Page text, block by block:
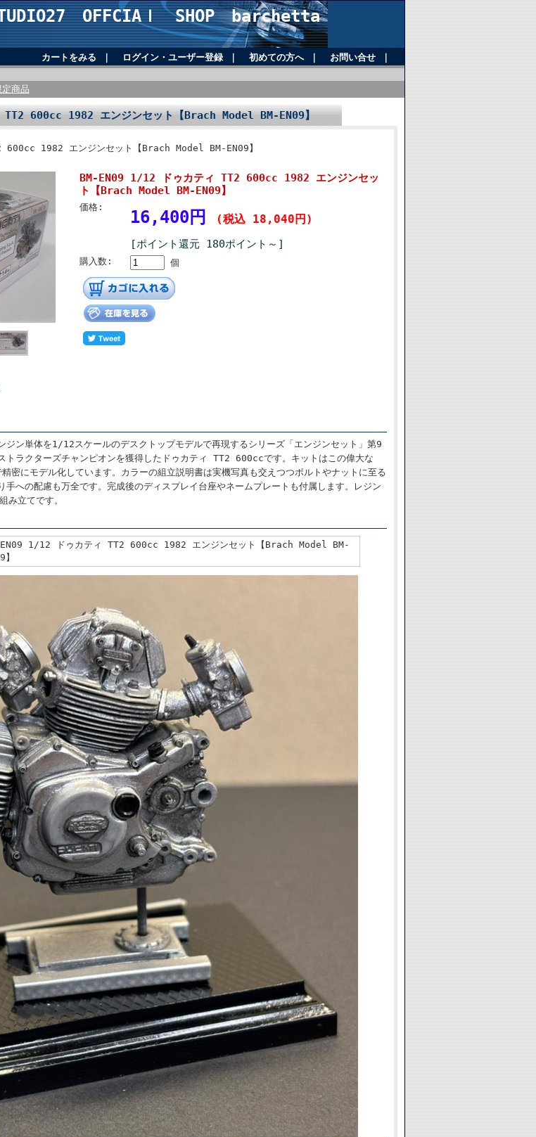
OFFCIAｌ SHOP barchetta
カートをみる ログイン・ユーザー登録｜ 初めての方へ｜ お問い合せ｜
定商品
600cc 1982 エンジンセット【Brach Model BM-EN09】
1982 エンジンセット【Brach Model BM-EN09】
BM-EN09 1/12 ドゥカティ TT2 600cc 1982 エンジンセッ
ト【Brach Model BM-EN09】
価格:
16,400円 (税込 18,040円)
[ポイント還元 180ポイント～]
購入数: 個
ジン単体を1/12スケールのデスクトップモデルで再現するシリーズ「エンジンセット」第9
トラクターズチャンピオンを獲得したドゥカティ TT2 600ccです。キットはこの偉大な
にモデル化しています。カラーの組立説明書は実機写真も交えつつボルトやナットに至る
手への配慮も万全です。完成後のディスプレイ台座やネームプレートも付属します。レジン
立てです。
EN09 1/12 ドゥカティ TT2 600cc 1982 エンジンセット【Brach Model BM-
】